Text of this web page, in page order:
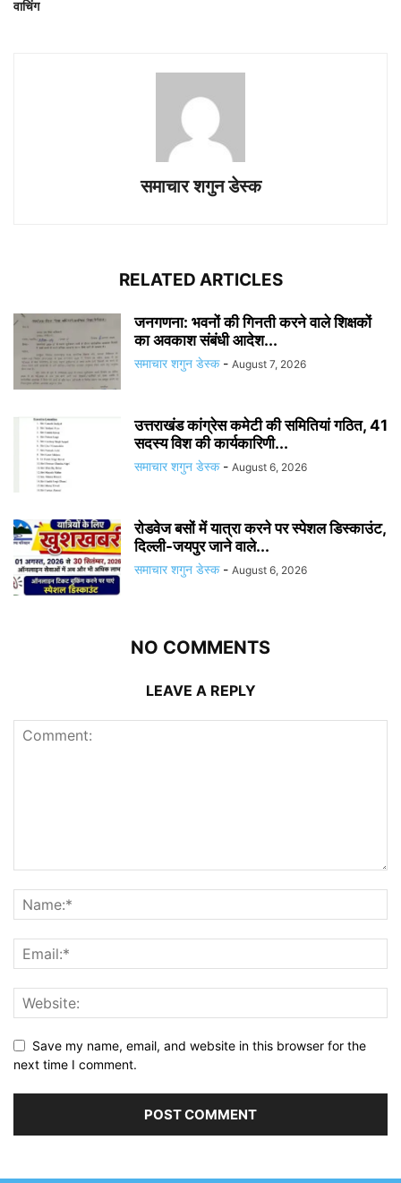
वाचिंग
समाचार शगुन डेस्क
RELATED ARTICLES
जनगणना: भवनों की गिनती करने वाले शिक्षकों
का अवकाश संबंधी आदेश...
समाचार शगुन डेस्क - August 7, 2026
उत्तराखंड कांग्रेस कमेटी की समितियां गठित, 41
सदस्य विश की कार्यकारिणी...
समाचार शगुन डेस्क - August 6, 2026
रोडवेज बसों में यात्रा करने पर स्पेशल डिस्काउंट,
दिल्ली-जयपुर जाने वाले...
समाचार शगुन डेस्क - August 6, 2026
NO COMMENTS
LEAVE A REPLY
Save my name, email, and website in this browser for the
next time I comment.